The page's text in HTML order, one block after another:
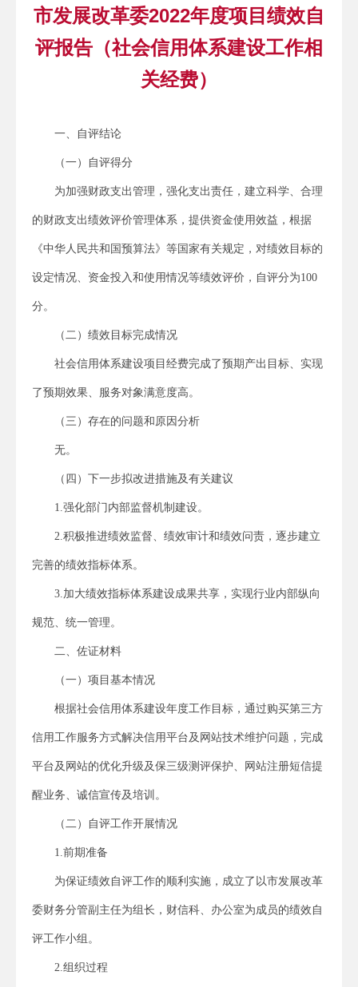
市发展改革委2022年度项目绩效自
评报告（社会信用体系建设工作相
关经费）
一、自评结论
（一）自评得分
为加强财政支出管理，强化支出责任，建立科学、合理
的财政支出绩效评价管理体系，提供资金使用效益，根据
《中华人民共和国预算法》等国家有关规定，对绩效目标的
设定情况、资金投入和使用情况等绩效评价，自评分为100
分。
（二）绩效目标完成情况
社会信用体系建设项目经费完成了预期产出目标、实现
了预期效果、服务对象满意度高。
（三）存在的问题和原因分析
无。
（四）下一步拟改进措施及有关建议
1.强化部门内部监督机制建设。
2.积极推进绩效监督、绩效审计和绩效问责，逐步建立
完善的绩效指标体系。
3.加大绩效指标体系建设成果共享，实现行业内部纵向
规范、统一管理。
二、佐证材料
（一）项目基本情况
根据社会信用体系建设年度工作目标，通过购买第三方
信用工作服务方式解决信用平台及网站技术维护问题，完成
平台及网站的优化升级及保三级测评保护、网站注册短信提
醒业务、诚信宣传及培训。
（二）自评工作开展情况
1.前期准备
为保证绩效自评工作的顺利实施，成立了以市发展改革
委财务分管副主任为组长，财信科、办公室为成员的绩效自
评工作小组。
2.组织过程